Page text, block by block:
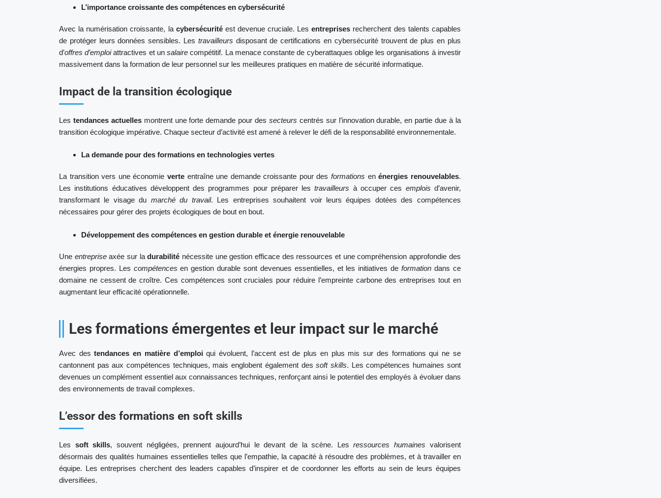
L’importance croissante des compétences en cybersécurité
Avec la numérisation croissante, la cybersécuritéest devenue cruciale. Lesentreprises recherchent des talents capables
de protéger leurs données sensibles. Les travailleurs disposant de certifications en cybersécurité trouvent de plus en plus
d’offres d’emploiattractives et unsalaire compétitif. La menace constante de cyberattaques oblige les organisations à investir
massivement dans la formation de leur personnel sur les meilleures pratiques en matière de sécurité informatique.
Impact de la transition écologique
Les tendances actuellesmontrent une forte demande pour des secteurs centrés sur l’innovation durable, en partie due à la
transition écologique impérative. Chaque secteur d’activité est amené à relever le défi de la responsabilité environnementale.
La demande pour des formations en technologies vertes
La transition vers une économie verteentraîne une demande croissante pour desformations enénergies renouvelables.
Les institutions éducatives développent des programmes pour préparer lestravailleurs à occuper ces emplois d’avenir,
transformant le visage du marché du travail. Les entreprises souhaitent voir leurs équipes dotées des compétences
nécessaires pour gérer des projets écologiques de bout en bout.
Développement des compétences en gestion durable et énergie renouvelable
Une entrepriseaxée sur ladurabilité nécessite une gestion efficace des ressources et une compréhension approfondie des
énergies propres. Les compétences en gestion durable sont devenues essentielles, et les initiatives deformation dans ce
domaine ne cessent de croître. Ces compétences sont cruciales pour réduire l’empreinte carbone des entreprises tout en
augmentant leur efficacité opérationnelle.
Les formations émergentes et leur impact sur le marché
Avec destendances en matière d’emploiqui évoluent, l’accent est de plus en plus mis sur des formations qui ne se
cantonnent pas aux compétences techniques, mais englobent également dessoft skills. Les compétences humaines sont
devenues un complément essentiel aux connaissances techniques, renforçant ainsi le potentiel des employés à évoluer dans
des environnements de travail complexes.
L’essor des formations en soft skills
Les soft skills, souvent négligées, prennent aujourd’hui le devant de la scène. Lesressources humaines valorisent
désormais des qualités humaines essentielles telles que l’empathie, la capacité à résoudre des problèmes, et à travailler en
équipe. Les entreprises cherchent des leaders capables d’inspirer et de coordonner les efforts au sein de leurs équipes
diversifiées.